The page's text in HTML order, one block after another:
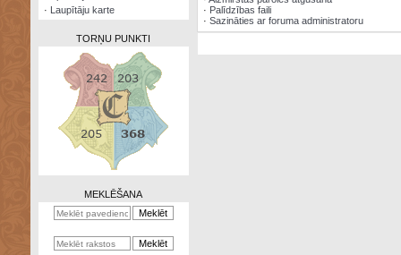
· Laupītāju karte
TORŅU PUNKTI
MEKLĒŠANA
· Palīdzības faili
· Sazināties ar foruma administratoru